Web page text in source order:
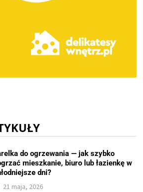
do ogrzewania — jak szybko
mieszkanie, biuro lub łazienkę w
dni?
21 maja, 2026